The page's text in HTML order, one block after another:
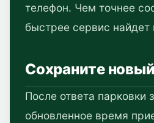
телефон. Чем точнее
быстрее сервис найдет
Сохраните
После ответа парковки
обновленное время